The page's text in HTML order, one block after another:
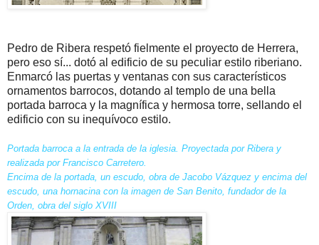
Pedro de Ribera respetó fielmente el proyecto de Herrera,
pero eso sí... dotó al edificio de su peculiar estilo riberiano.
Enmarcó las puertas y ventanas con sus característicos
ornamentos barrocos, dotando al templo de una bella
portada barroca y la magnífica y hermosa torre, sellando el
edificio con su inequívoco estilo.
Portada barroca a la entrada de la iglesia. Proyectada por Ribera y
realizada por Francisco Carretero.
Encima de la portada, un escudo, obra de Jacobo Vázquez y encima del
escudo, una hornacina con la imagen de San Benito, fundador de la
Orden, obra del siglo XVIII